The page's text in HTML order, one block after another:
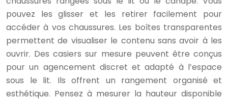
pouvez les glisser et les retirer facilement pour
accéder à vos chaussures. Les boîtes transparentes
permettent de visualiser le contenu sans avoir à les
ouvrir. Des casiers sur mesure peuvent être conçus
pour un agencement discret et adapté à l’espace
sous le lit. Ils offrent un rangement organisé et
esthétique. Pensez à mesurer la hauteur disponible